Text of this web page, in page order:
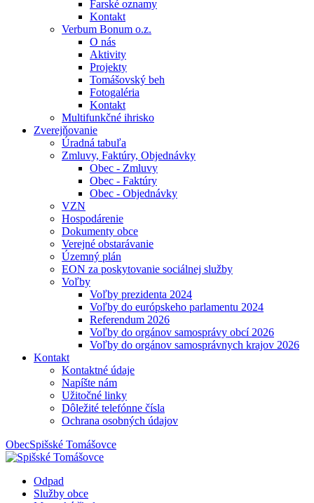
Farské oznamy
Kontakt
Verbum Bonum o.z.
O nás
Aktivity
Projekty
Tomášovský beh
Fotogaléria
Kontakt
Multifunkčné ihrisko
Zverejňovanie
Úradná tabuľa
Zmluvy, Faktúry, Objednávky
Obec - Zmluvy
Obec - Faktúry
Obec - Objednávky
VZN
Hospodárenie
Dokumenty obce
Verejné obstarávanie
Územný plán
EON za poskytovanie sociálnej služby
Voľby
Voľby prezidenta 2024
Voľby do európskeho parlamentu 2024
Referendum 2026
Voľby do orgánov samosprávy obcí 2026
Voľby do orgánov samosprávnych krajov 2026
Kontakt
Kontaktné údaje
Napíšte nám
Užitočné linky
Dôležité telefónne čísla
Ochrana osobných údajov
ObecSpišské Tomášovce
Odpad
Služby obce